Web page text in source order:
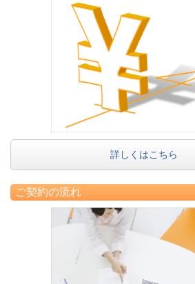
詳しくはこちら
ご契約の流れ